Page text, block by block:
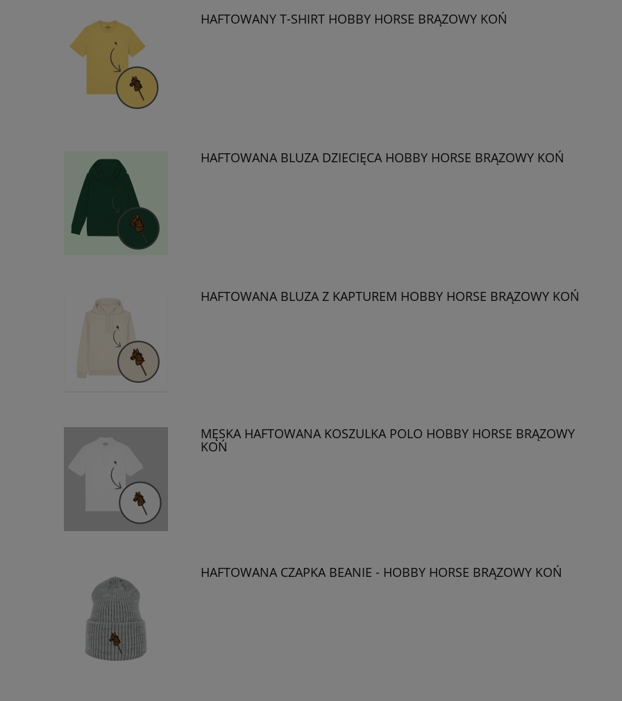
HAFTOWANY T-SHIRT HOBBY HORSE BRĄZOWY KOŃ
HAFTOWANA BLUZA DZIECIĘCA HOBBY HORSE BRĄZOWY KOŃ
HAFTOWANA BLUZA Z KAPTUREM HOBBY HORSE BRĄZOWY KOŃ
MĘSKA HAFTOWANA KOSZULKA POLO HOBBY HORSE BRĄZOWY
KOŃ
HAFTOWANA CZAPKA BEANIE - HOBBY HORSE BRĄZOWY KOŃ